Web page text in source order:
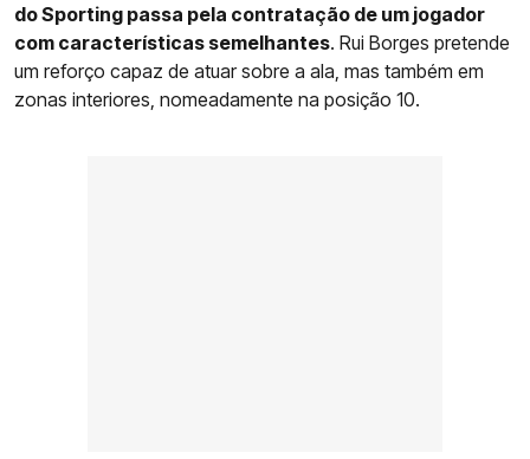
do Sporting passa pela contratação de um jogador
com características semelhantes. Rui Borges pretende
um reforço capaz de atuar sobre a ala, mas também em
zonas interiores, nomeadamente na posição 10.